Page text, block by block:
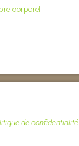
corporel
de confidentialité